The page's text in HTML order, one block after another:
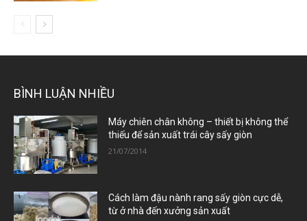
BÌNH LUẬN NHIỀU
Máy chiên chân không – thiết bị không thể
thiếu để sản xuất trái cây sấy giòn
21/07/2014
Cách làm đậu nành rang sấy giòn cực dễ,
từ ở nhà đến xưởng sản xuất